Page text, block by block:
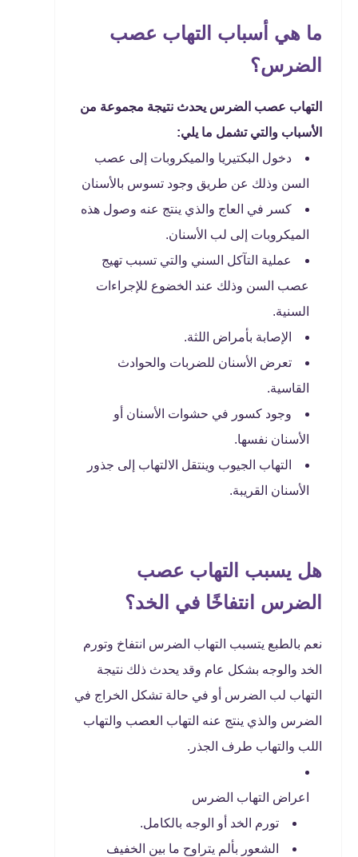
ما هي أسباب التهاب عصب
الضرس؟
التهاب عصب الضرس يحدث نتيجة مجموعة من
الأسباب والتي تشمل ما يلي:
دخول البكتيريا والميكروبات إلى عصب
السن وذلك عن طريق وجود تسوس بالأسنان
كسر في العاج والذي ينتج عنه وصول هذه
الميكروبات إلى لب الأسنان.
عملية التآكل السني والتي تسبب تهيج
عصب السن وذلك عند الخضوع للإجراءات
السنية.
الإصابة بأمراض اللثة.
تعرض الأسنان للضربات والحوادث
القاسية.
وجود كسور في حشوات الأسنان أو
الأسنان نفسها.
التهاب الجيوب وينتقل الالتهاب إلى جذور
الأسنان القريبة.
هل يسبب التهاب عصب
الضرس انتفاخًا في الخد؟
نعم بالطبع يتسبب التهاب الضرس انتفاخ وتورم
الخد والوجه بشكل عام وقد يحدث ذلك نتيجة
التهاب لب الضرس أو في حالة تشكل الخراج في
الضرس والذي ينتج عنه التهاب العصب والتهاب
اللب والتهاب طرف الجذر.
اعراض التهاب الضرس
تورم الخد أو الوجه بالكامل.
الشعور بألم يتراوح ما بين الخفيف